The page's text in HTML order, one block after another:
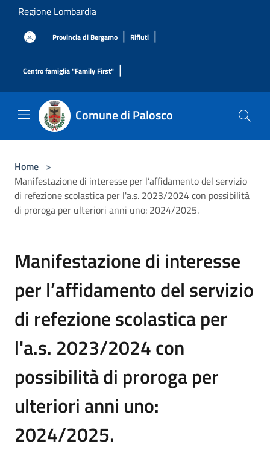
Salta al contenuto principale
Regione Lombardia
Provincia di Bergamo | Rifiuti |
Centro famiglia "Family First" |
Comune di Palosco
Home >
Manifestazione di interesse per l’affidamento del servizio
di refezione scolastica per l'a.s. 2023/2024 con possibilità
di proroga per ulteriori anni uno: 2024/2025.
Manifestazione di interesse
per l’affidamento del servizio
di refezione scolastica per
l'a.s. 2023/2024 con
possibilità di proroga per
ulteriori anni uno:
2024/2025.